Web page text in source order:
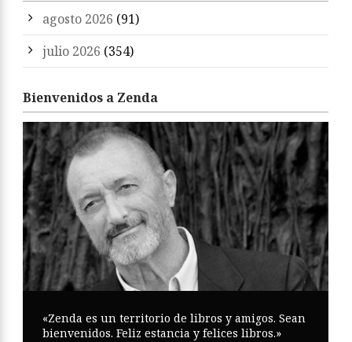
agosto 2026 (91)
julio 2026 (354)
Bienvenidos a Zenda
«Zenda es un territorio de libros y amigos. Sean
bienvenidos. Feliz estancia y felices libros.»